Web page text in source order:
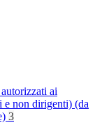
ai
e non dirigenti) (da
3